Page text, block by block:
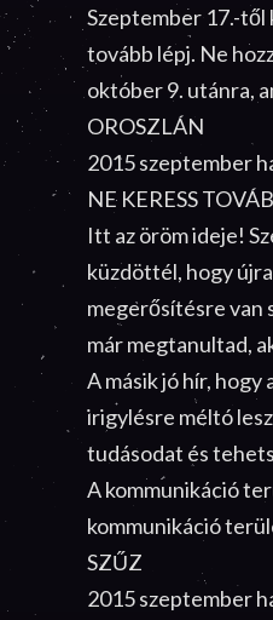
Szeptember 17.-től
tovább lépj. Ne
október 9. utánra,
OROSZLÁN
2015 szeptember
NE KERESS
Itt az öröm ideje!
küzdöttél, hogy
megerősítésre van
már megtanultad,
A másik jó hír,
irigylésre méltó
tudásodat és
A kommunikáció
kommunikáció
SZŰZ
2015 szeptember